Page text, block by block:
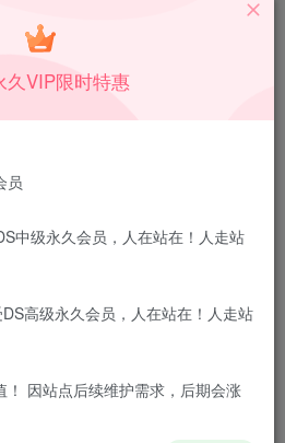
私信
集，仅供学习和交流，请勿用于商业
面的头像，欢迎关注我
久VIP限时特惠
员
中级永久会员，人在站在！人走站
高级永久会员，人在站在！人走站
！ 因站点后续维护需求，后期会涨